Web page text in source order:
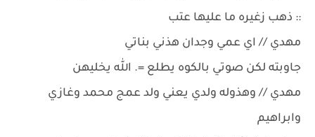
:: ذهب زغيره ما عليها عتب
مهدي // اي عمي وجدان هذني بناتي
جاوبته لكن صوتي بالكوه يطلع =. الله يخليهن
مهدي // وهذوله ولدي يعني ولد عمج محمد وغازي
وابراهيم